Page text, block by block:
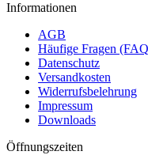
Informationen
AGB
Häufige Fragen
Datenschutz
Versandkosten
Widerrufsbelehrung
Impressum
Downloads
Öffnungszeiten